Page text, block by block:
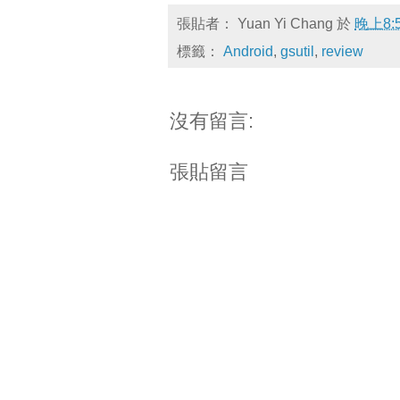
張貼者： Yuan Yi Chang 於 晚上
標籤： Android, gsutil, review
沒有留言:
張貼留言